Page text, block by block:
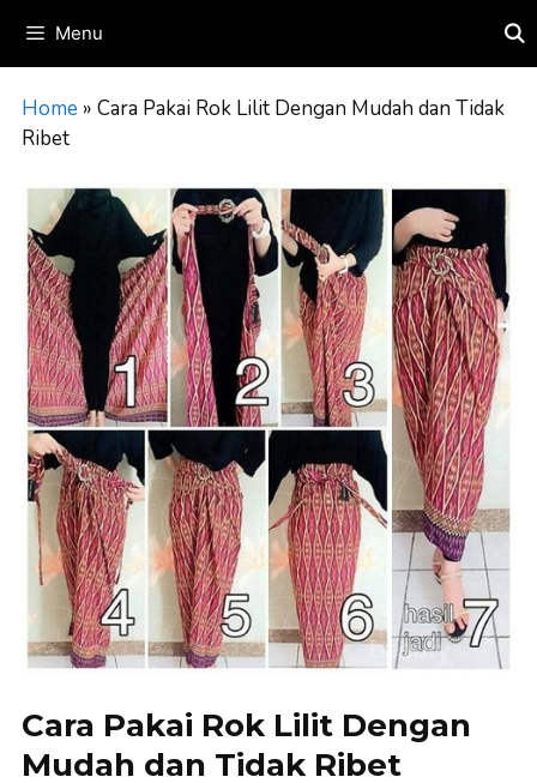
content
Menu
Home » Cara Pakai Rok Lilit Dengan Mudah dan Tidak
Ribet
Cara Pakai Rok Lilit Dengan
Mudah dan Tidak Ribet